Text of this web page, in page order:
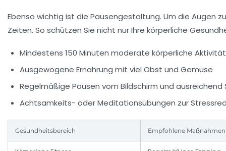
Ebenso wichtig ist die Pausengestaltung. Um die Augen
Zeiten. So schützen Sie nicht nur Ihre körperliche
Mindestens 150 Minuten moderate körperliche
Ausgewogene Ernährung mit viel Obst und Gemüse
Regelmäßige Pausen vom Bildschirm und ausreichend
Achtsamkeits- oder Meditationsübungen zur
Gesundheitsbereich Empfohlene Maßnahmen